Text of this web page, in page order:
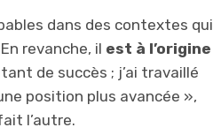
dans des contextes qui
revanche, il est à l’origine
de succès ; j’ai travaillé
position plus avancée »,
l’autre.